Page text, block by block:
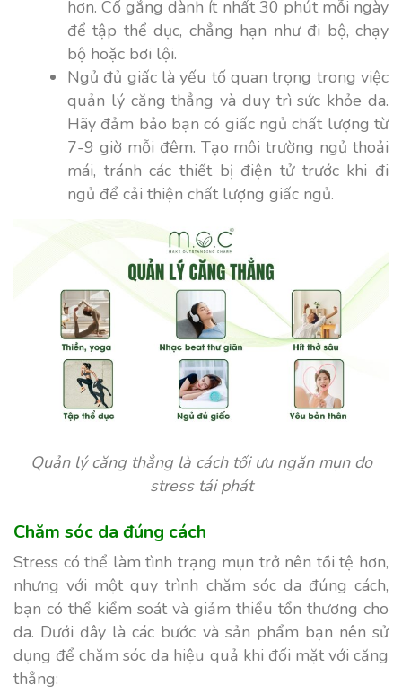
hơn. Cố gắng dành ít nhất 30 phút mỗi ngày
để tập thể dục, chẳng hạn như đi bộ, chạy
bộ hoặc bơi lội.
Ngủ đủ giấc là yếu tố quan trọng trong việc
quản lý căng thẳng và duy trì sức khỏe da.
Hãy đảm bảo bạn có giấc ngủ chất lượng từ
7-9 giờ mỗi đêm. Tạo môi trường ngủ thoải
mái, tránh các thiết bị điện tử trước khi đi
ngủ để cải thiện chất lượng giấc ngủ.
Quản lý căng thẳng là cách tối ưu ngăn mụn do
stress tái phát
Chăm sóc da đúng cách
Stress có thể làm tình trạng mụn trở nên tồi tệ hơn,
nhưng với một quy trình chăm sóc da đúng cách,
bạn có thể kiểm soát và giảm thiểu tổn thương cho
da. Dưới đây là các bước và sản phẩm bạn nên sử
dụng để chăm sóc da hiệu quả khi đối mặt với căng
thẳng: